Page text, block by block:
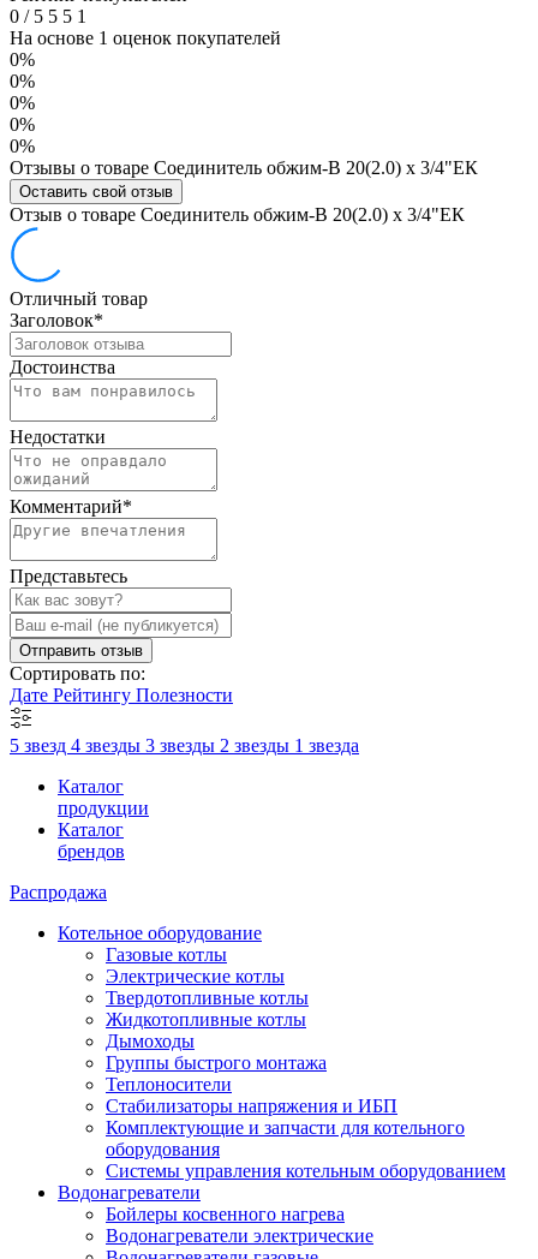
0 /5 5 5 1
На основе 1 оценок покупателей
0%
0%
0%
0%
0%
Отзывы о товаре Соединитель обжим-В 20(2.0) х 3/4"ЕК
Оставить свой отзыв
Отзыв о товаре Соединитель обжим-В 20(2.0) х 3/4"ЕК
Отличный товар
Заголовок*
Достоинства
Недостатки
Комментарий*
Представьтесь
Отправить отзыв
Сортировать по:
Дате Рейтингу Полезности
5 звезд 4 звезды 3 звезды 2 звезды 1 звезда
Каталог
продукции
Каталог
брендов
Распродажа
Котельное оборудование
Газовые котлы
Электрические котлы
Твердотопливные котлы
Жидкотопливные котлы
Дымоходы
Группы быстрого монтажа
Теплоносители
Стабилизаторы напряжения и ИБП
Комплектующие и запчасти для котельного
оборудования
Системы управления котельным оборудованием
Водонагреватели
Бойлеры косвенного нагрева
Водонагреватели электрические